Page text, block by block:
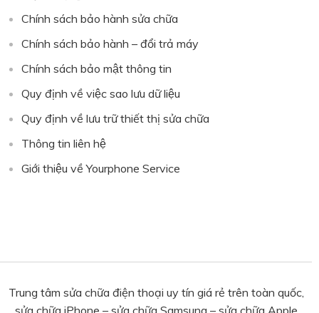
Chính sách bảo hành sửa chữa
Chính sách bảo hành – đổi trả máy
Chính sách bảo mật thông tin
Quy định về việc sao lưu dữ liệu
Quy định về lưu trữ thiết thị sửa chữa
Thông tin liên hệ
Giới thiệu về Yourphone Service
Trung tâm sửa chữa điện thoại uy tín giá rẻ trên toàn quốc,